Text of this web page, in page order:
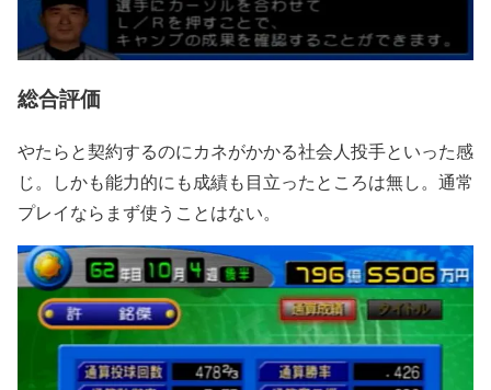
総合評価
やたらと契約するのにカネがかかる社会人投手といった感
じ。しかも能力的にも成績も目立ったところは無し。通常
プレイならまず使うことはない。